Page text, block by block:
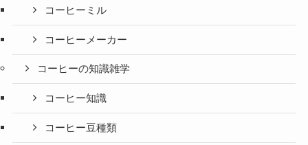
コーヒーミル
コーヒーメーカー
コーヒーの知識雑学
コーヒー知識
コーヒー豆種類